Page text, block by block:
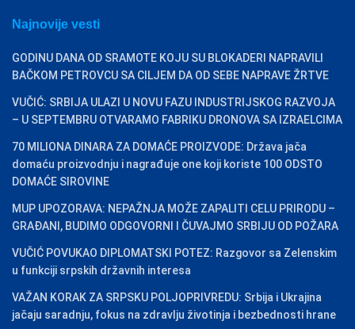
Najnovije vesti
GODINU DANA OD SRAMOTE KOJU SU BLOKADERI NAPRAVILI
BAČKOM PETROVCU SA CILJEM DA OD SEBE NAPRAVE ŽRTVE
VUČIĆ: SRBIJA ULAZI U NOVU FAZU INDUSTRIJSKOG RAZVOJA
– U SEPTEMBRU OTVARAMO FABRIKU DRONOVA SA IZRAELCIMA
70 MILIONA DINARA ZA DOMAĆE PROIZVODE: Država jača
domaću proizvodnju i nagrađuje one koji koriste 100 ODSTO
DOMAĆE SIROVINE
MUP UPOZORAVA: NEPAŽNJA MOŽE ZAPALITI CELU PRIRODU –
GRAĐANI, BUDIMO ODGOVORNI I ČUVAJMO SRBIJU OD POŽARA
VUČIĆ POVUKAO DIPLOMATSKI POTEZ: Razgovor sa Zelenskim
u funkciji srpskih državnih interesa
VAŽAN KORAK ZA SRPSKU POLJOPRIVREDU: Srbija i Ukrajina
jačaju saradnju, fokus na zdravlju životinja i bezbednosti hrane